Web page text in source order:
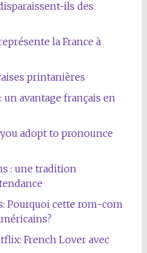
ils des
la France à
printanières
un avantage français en
adopt to pronounce
: une tradition
Pourquoi cette rom-com
French Lover avec